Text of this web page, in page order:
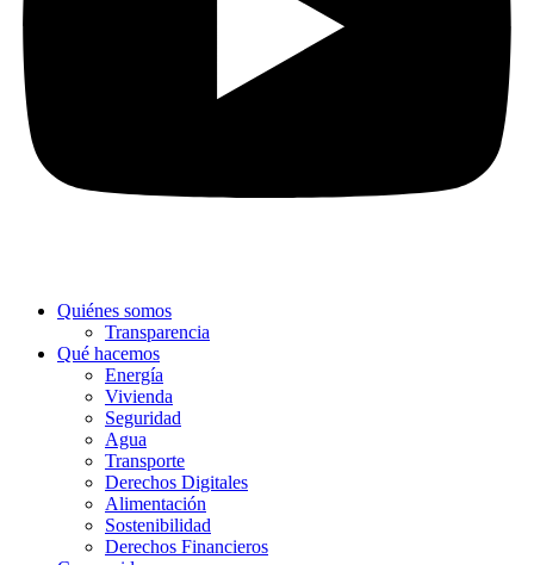
Quiénes somos
Transparencia
Qué hacemos
Energía
Vivienda
Seguridad
Agua
Transporte
Derechos Digitales
Alimentación
Sostenibilidad
Derechos Financieros